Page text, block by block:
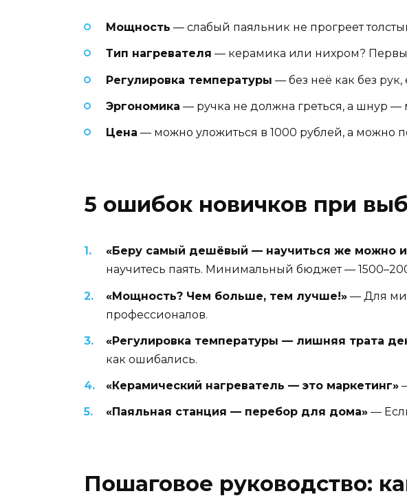
Мощность — слабый паяльник не прогреет
Тип нагревателя — керамика или нихром?
Регулировка температуры — без неё как без
Эргономика — ручка не должна греться, а шнур —
Цена — можно уложиться в 1000 рублей, а можно
5 ошибок новичков при
«Беру самый дешёвый — научиться же можно
научитесь паять. Минимальный бюджет —
«Мощность? Чем больше, тем лучше!» — Для
профессионалов.
«Регулировка температуры — лишняя трата
как ошибались.
«Керамический нагреватель — это маркетинг»
«Паяльная станция — перебор для дома» —
Пошаговое руководство: